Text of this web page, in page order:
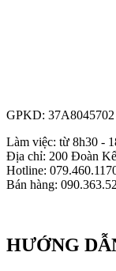
GPKD: 37A8045702
Làm việc: từ 8h30 -
Địa chỉ: 200 Đoàn
Hotline:
Bán hàng:
HƯỚNG